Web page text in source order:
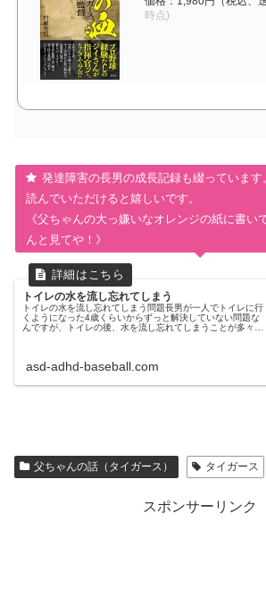
時点)
発達障害の長男の成長記録も綴っています
読んでいただけると嬉しいです。
《父ちゃんの大っ嫌いなオレンジの紙に書い
んと見てや！》
トイレの水を流し忘れてしまう
トイレの水を流し忘れてしまう問題長男が一人でトイレに行
くようになった4歳くらいからずっと解決していない問題な
んですが、トイレの後、水を流し忘れてしまうことが多々あ
asd-adhd-baseball.com
父ちゃんの話（タイガース） タイガース
スポンサーリンク